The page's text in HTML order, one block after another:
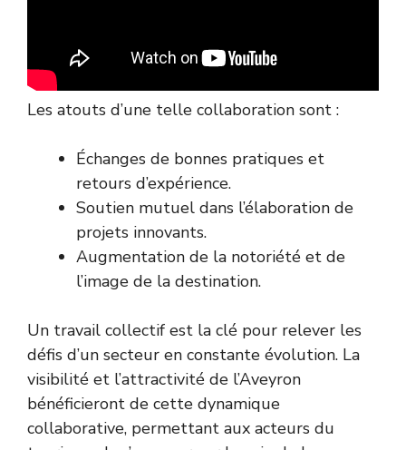
Les atouts d’une telle collaboration sont :
Échanges de bonnes pratiques et
retours d’expérience.
Soutien mutuel dans l’élaboration de
projets innovants.
Augmentation de la notoriété et de
l’image de la destination.
Un travail collectif est la clé pour relever les
défis d’un secteur en constante évolution. La
visibilité et l’attractivité de l’Aveyron
bénéficieront de cette dynamique
collaborative, permettant aux acteurs du